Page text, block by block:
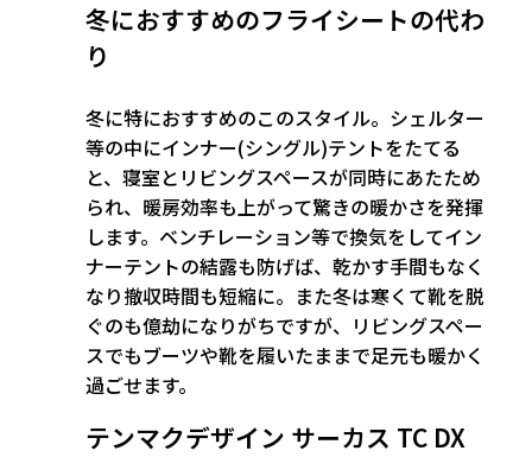
冬におすすめのフライシートの代わ
り
冬に特におすすめのこのスタイル。シェルター
等の中にインナー(シングル)テントをたてる
と、寝室とリビングスペースが同時にあたため
られ、 暖房効率も上がって驚きの暖かさを発揮
します。ベンチレーション等で換気をしてイン
ナーテントの結露も防げば、乾かす手間もなく
なり撤収時間も短縮に。また冬は寒くて靴を脱
ぐのも億劫になりがちですが、リビングスペー
スでもブーツや靴を履いたままで足元も暖かく
過ごせます。
テンマクデザイン サーカス TC DX